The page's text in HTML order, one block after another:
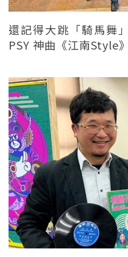
還記得大跳「騎馬舞
PSY 神曲《江南Style》